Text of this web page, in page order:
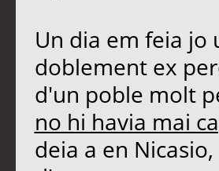
Un dia em feia jo
doblement ex
d'un poble molt
no hi havia mai
deia a en